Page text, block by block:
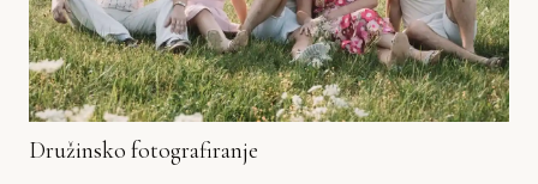
Družinsko fotografiranje